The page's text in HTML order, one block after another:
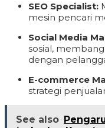
SEO Specialist:
mesin pencari
Social Media
sosial,
dengan
E-commerce
strategi
See also